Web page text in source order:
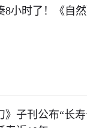
8小时了！《自
》子刊公布“长